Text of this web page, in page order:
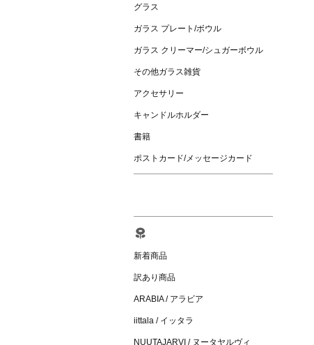
グラス
ガラス プレート/ボウル
ガラス クリーマー/シュガーボウル
その他ガラス雑貨
アクセサリー
キャンドルホルダー
書籍
ポストカード/メッセージカード
新着商品
訳あり商品
ARABIA / アラビア
iittala / イッタラ
NUUTAJARVI / ヌータヤルヴィ